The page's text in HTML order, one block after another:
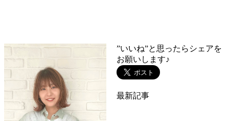
”いいね”と思ったらシェアを
お願いします♪
最新記事